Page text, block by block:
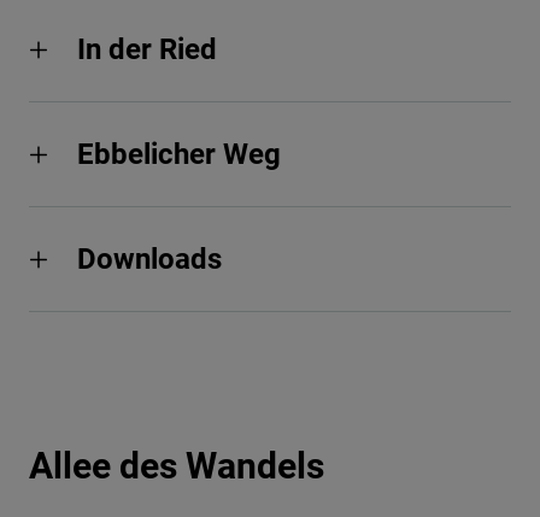
In der Ried
Ebbelicher Weg
Downloads
Allee des Wandels